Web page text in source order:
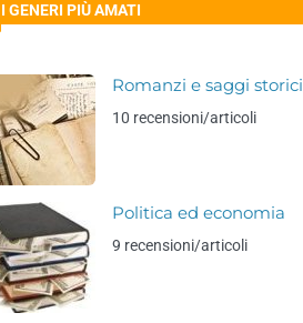
I GENERI PIÙ AMATI
Romanzi e saggi storici
10 recensioni/articoli
Politica ed economia
9 recensioni/articoli